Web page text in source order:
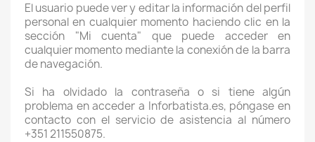
El usuario puede ver y editar la información del perfil
personal en cualquier momento haciendo clic en la
sección "Mi cuenta" que puede acceder en
cualquier momento mediante la conexión de la barra
de navegación.
Si ha olvidado la contraseña o si tiene algún
problema en acceder a Inforbatista.es, póngase en
contacto con el servicio de asistencia al número
+351 211550875.